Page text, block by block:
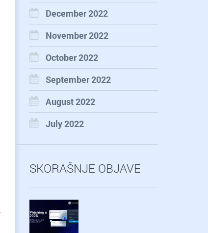
December 2022
November 2022
October 2022
September 2022
August 2022
July 2022
SKORAŠNJE OBJAVE